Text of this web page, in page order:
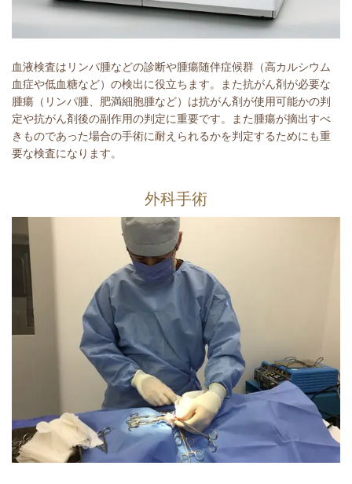
血液検査はリンパ腫などの診断や腫瘍随伴症候群（高カルシウム
血症や低血糖など）の検出に役立ちます。また抗がん剤が必要な
腫瘍（リンパ腫、肥満細胞腫など）は抗がん剤が使用可能かの判
定や抗がん剤後の副作用の判定に重要です。また腫瘍が摘出すべ
きものであった場合の手術に耐えられるかを判定するためにも重
要な検査になります。
外科手術